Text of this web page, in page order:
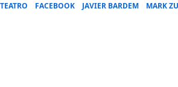
FACEBOOK JAVIER BARDEM MARK